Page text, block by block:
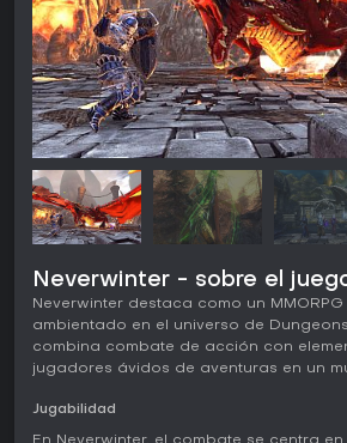
Neverwinter - sobre el
Neverwinter destaca como un
ambientado en el universo de
combina combate de acción con
jugadores ávidos de aventuras en un
Jugabilidad